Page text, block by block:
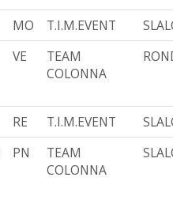
MO T.I.M.EVENT
VE
TEAM
COLONNA
RE T.I.M.EVENT
PN
TEAM
COLONNA